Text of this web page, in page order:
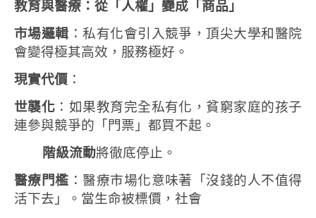
教育與醫療：從「人權」變成「商品」
市場邏輯 ：私有化會引入競爭，頂尖大學和醫院
會變得極其高效，服務極好。
現實代價 ：
世襲化 ：如果教育完全私有化，貧窮家庭的孩子
連參與競爭的「門票」都買不起。
階級流動將徹底停止。
醫療門檻 ：醫療市場化意味著「沒錢的人不值得
活下去」。當生命被標價，社會